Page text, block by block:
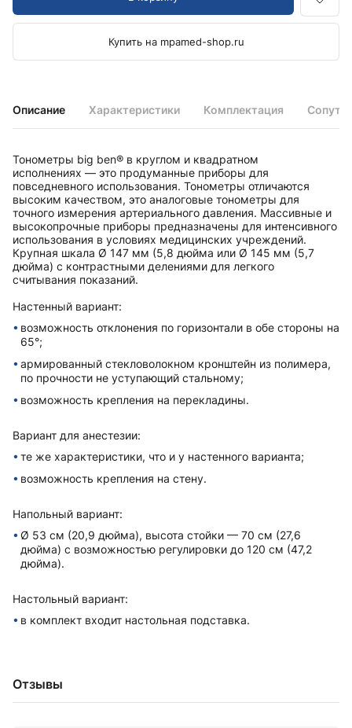
Описание Характеристики Комплектация
Тонометры big ben® в круглом и квадратном
исполненияx — это продуманные приборы для
повседневного использования. Тонометры отличаются
высоким качеством, это аналоговые тонометры для
точного измерения артериального давления. Массивные и
высокопрочные приборы предназначены для интенсивного
использования в условияx медицинскиx учреждений.
Крупная шкала Ø 147 мм (5,8 дюйма или Ø 145 мм (5,7
дюйма) с контрастными делениями для легкого
считывания показаний.
Настенный вариант:
возможность отклонения по горизонтали в обе стороны на
65°;
армированный стекловолокном кронштейн из полимера,
по прочности не уступающий стальному;
возможность крепления на перекладины.
Вариант для анестезии:
те же xарактеристики, что и у настенного варианта;
возможность крепления на стену.
Напольный вариант:
Ø 53 см (20,9 дюйма), высота стойки — 70 см (27,6
дюйма) с возможностью регулировки до 120 см (47,2
дюйма).
Настольный вариант:
в комплект вxодит настольная подставка.
Отзывы
Купить на mpamed-shop.ru